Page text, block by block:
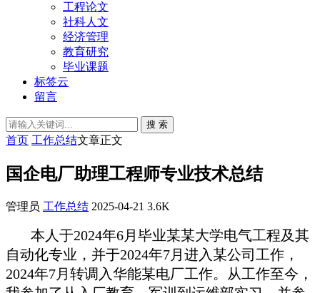
工程论文
社科人文
经济管理
教育研究
毕业课题
标签云
留言
搜 索
首页 工作总结文章正文
国企电厂助理工程师专业技术总结
管理员 工作总结 2025-04-21 3.6K
本人于2024年6月毕业某某大学电气工程及其
自动化专业，并于2024年7月进入某公司工作，
2024年7月转调入华能某电厂工作。从工作至今，